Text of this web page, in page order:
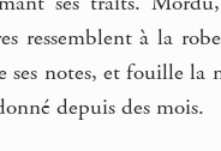
ressemblent à la
ses notes, et fouille la
depuis des mois.